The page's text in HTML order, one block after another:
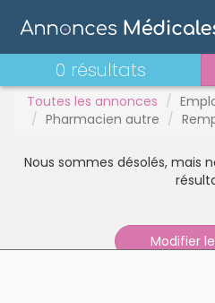
Toutes les annonces
Pharmacien autre
0 résultats
Interim
Interne
Mutation
PAC
PH
Praticien contractuel
Stages - alternance
Nous sommes désolés, mais
Modifier